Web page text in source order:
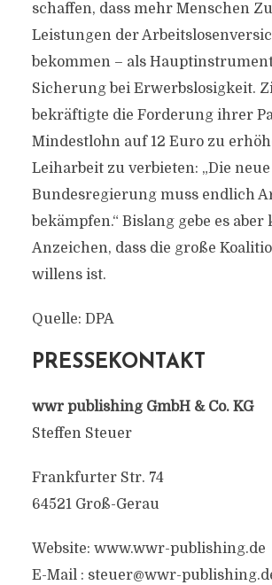
schaffen, dass mehr Menschen
Leistungen der
bekommen – als
Sicherung bei Erwerbslosigkeit.
bekräftigte die Forderung ihrer
Mindestlohn auf 12 Euro zu
Leiharbeit zu verbieten: „Die neue
Bundesregierung muss endlich
bekämpfen.“ Bislang gebe es aber
Anzeichen, dass die große
willens ist.
Quelle: DPA
PRESSEKONTAKT
wwr publishing GmbH & Co. KG
Steffen Steuer
Frankfurter Str. 74
64521 Groß-Gerau
Website: www.wwr-publishing.de
E-Mail : steuer@wwr-